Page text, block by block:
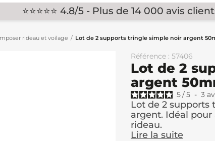
⭐⭐⭐⭐⭐ 4.8/5 - Plus de 14 000 avis
rideau et voilage Lot de 2 supports tringle simple noir argent
Référence : 57406
Lot de 2
argent
5/5 - 3
Lot de 2
argent. Idéal
rideau.
Lire la suite